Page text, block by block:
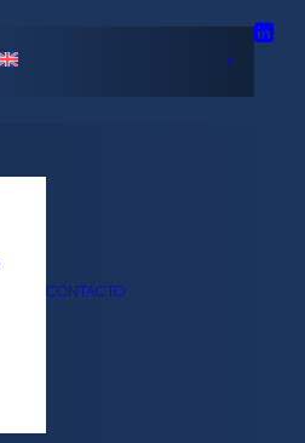
CONTACTO